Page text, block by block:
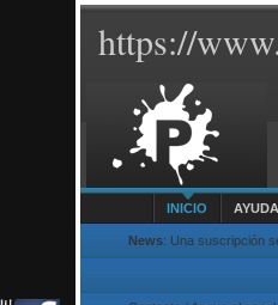
https://
INICIO AYUDA
News: Una suscripción